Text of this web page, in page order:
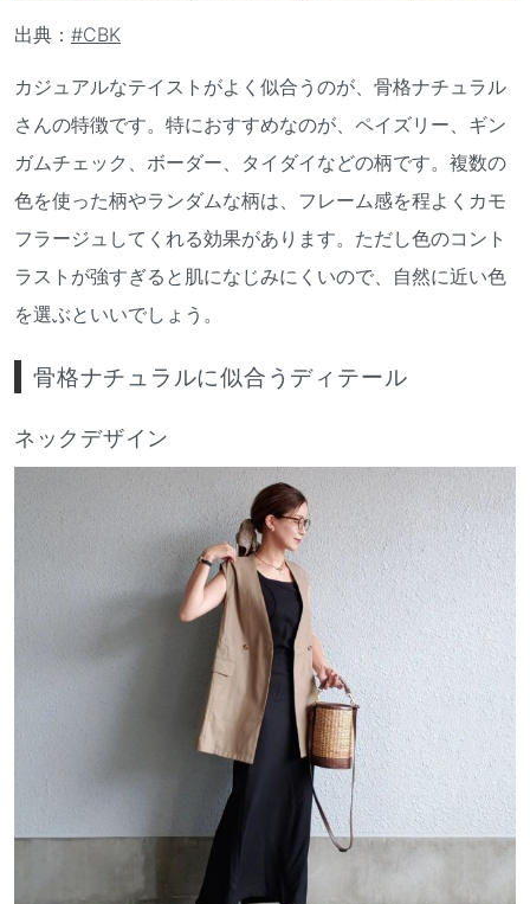
出典： #CBK
カジュアルなテイストがよく似合うのが、骨格ナチュラル
さんの特徴です。特におすすめなのが、ペイズリー、ギン
ガムチェック、ボーダー、タイダイなどの柄です。複数の
色を使った柄やランダムな柄は、フレーム感を程よくカモ
フラージュしてくれる効果があります。ただし色のコント
ラストが強すぎると肌になじみにくいので、自然に近い色
を選ぶといいでしょう。
骨格ナチュラルに似合うディテール
ネックデザイン